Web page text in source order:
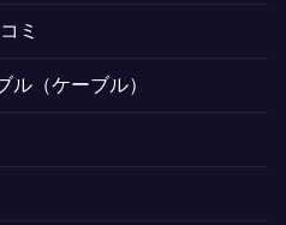
ミ
（ケーブル）